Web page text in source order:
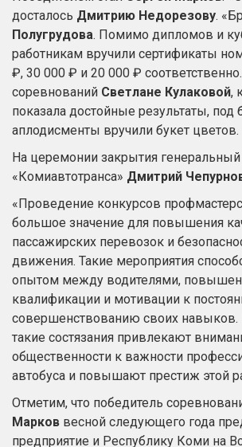
досталось Дмитрию Недорезову.
Полугрудова. Помимо дипломов и
работникам вручили сертификаты
₽, 30 000 ₽ и 20 000 ₽
соревнований Светлане Кулаковой,
показала достойные результаты, под
аплодисменты вручили букет цветов.
На церемонии закрытия
«Комиавтотранса» Дмитрий
«Проведение конкурсов
большое значение для повышения
пассажирских перевозок и
движения. Такие мероприятия
опытом между водителями,
квалификации и мотивации к
совершенствованию своих навыков.
такие состязания привлекают
общественности к важности
автобуса и повышают престиж этой
Отметим, что победитель
Марков весной следующего года
предприятие и Республику Коми на